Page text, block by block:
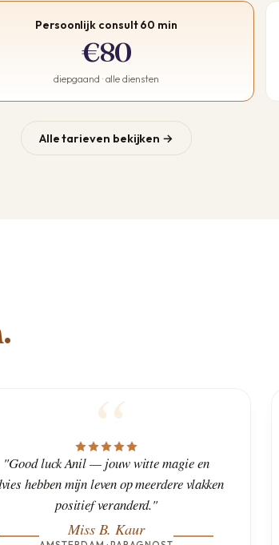
Persoonlijk consult 60 min
€80
diepgaand · alle diensten
Alle tarieven bekijken →
"Good luck Anil — jouw witte magie en
hebben mijn leven op meerdere vlakken
positief veranderd."
Miss B. Kaur